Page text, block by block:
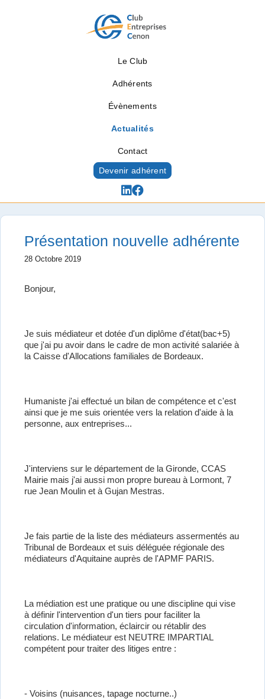
Le Club
Adhérents
Évènements
Actualités
Contact
Devenir adhérent
Présentation nouvelle adhérente
28 Octobre 2019
Bonjour,
Je suis médiateur et dotée d'un diplôme d'état(bac+5)
que j'ai pu avoir dans le cadre de mon activité salariée à
la Caisse d'Allocations familiales de Bordeaux.
Humaniste j'ai effectué un bilan de compétence et c'est
ainsi que je me suis orientée vers la relation d'aide à la
personne, aux entreprises...
J'interviens sur le département de la Gironde, CCAS
Mairie mais j'ai aussi mon propre bureau à Lormont, 7
rue Jean Moulin et à Gujan Mestras.
Je fais partie de la liste des médiateurs assermentés au
Tribunal de Bordeaux et suis déléguée régionale des
médiateurs d'Aquitaine auprès de l'APMF PARIS.
La médiation est une pratique ou une discipline qui vise
à définir l'intervention d'un tiers pour faciliter la
circulation d'information, éclaircir ou rétablir des
relations. Le médiateur est NEUTRE IMPARTIAL
compétent pour traiter des litiges entre :
- Voisins (nuisances, tapage nocturne..)